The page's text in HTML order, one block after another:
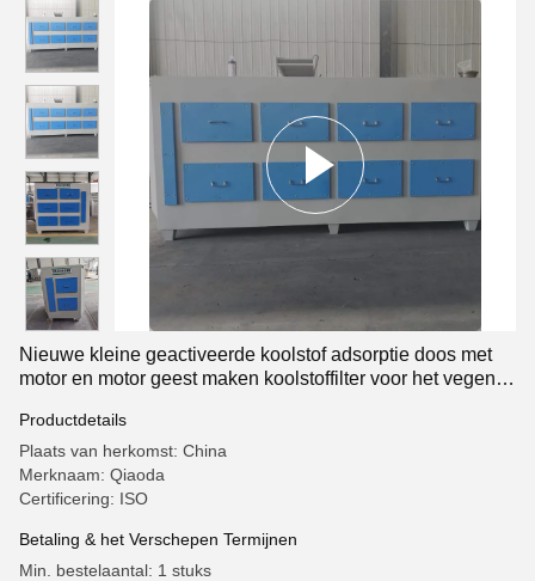
motor geest maken koolstoffilter voor het vegen van
luchtverontreinigende stoffen
Nieuwe kleine geactiveerde koolstof adsorptie doos met
motor en motor geest maken koolstoffilter voor het vegen
Productdetails
Plaats van herkomst: China
Merknaam: Qiaoda
Certificering: ISO
Betaling & het Verschepen Termijnen
Min. bestelaantal: 1 stuks